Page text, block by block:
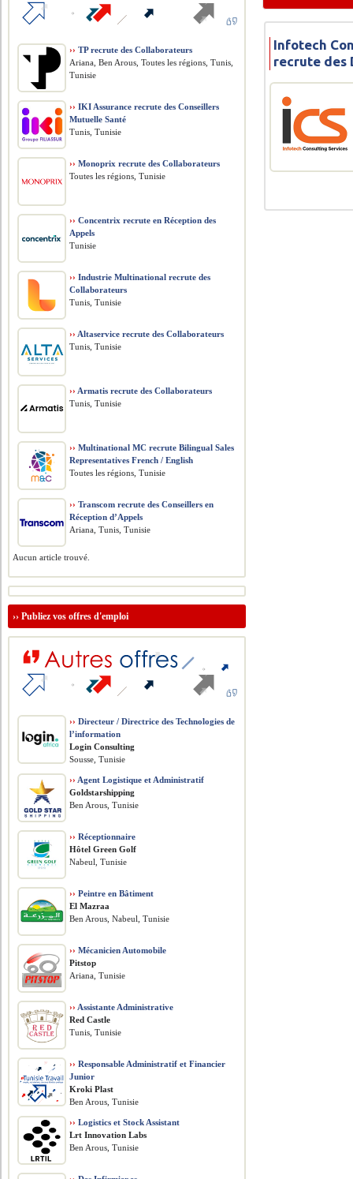
Infotech
recrute des
›› TP recrute des Collaborateurs
Ariana, Ben Arous, Toutes les régions, Tunis,
Tunisie
›› IKI Assurance recrute des Conseillers
Mutuelle Santé
Tunis, Tunisie
›› Monoprix recrute des Collaborateurs
Toutes les régions, Tunisie
›› Concentrix recrute en Réception des
Appels
Tunisie
›› Industrie Multinational recrute des
Collaborateurs
Tunis, Tunisie
›› Altaservice recrute des Collaborateurs
Tunis, Tunisie
›› Armatis recrute des Collaborateurs
Tunis, Tunisie
›› Multinational MC recrute Bilingual Sales
Representatives French / English
Toutes les régions, Tunisie
›› Transcom recrute des Conseillers en
Réception d’Appels
Ariana, Tunis, Tunisie
Aucun article trouvé.
››Publiez vos offres d'emploi
›› Directeur / Directrice des Technologies de
l’information
Login Consulting
Sousse, Tunisie
›› Agent Logistique et Administratif
Goldstarshipping
Ben Arous, Tunisie
›› Réceptionnaire
Hôtel Green Golf
Nabeul, Tunisie
›› Peintre en Bâtiment
El Mazraa
Ben Arous, Nabeul, Tunisie
›› Mécanicien Automobile
Pitstop
Ariana, Tunisie
›› Assistante Administrative
Red Castle
Tunis, Tunisie
›› Responsable Administratif et Financier
Junior
Kroki Plast
Ben Arous, Tunisie
›› Logistics et Stock Assistant
Lrt Innovation Labs
Ben Arous, Tunisie